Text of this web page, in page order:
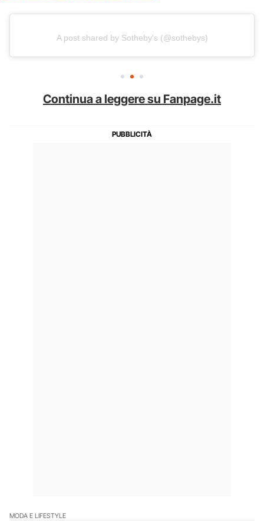
A post shared by Sotheby's (@sothebys)
Continua a leggere su Fanpage.it
MODA E LIFESTYLE